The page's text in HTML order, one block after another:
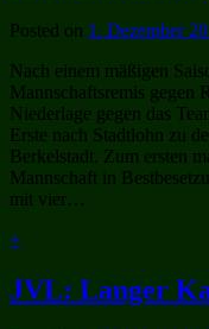
Posted on 1. Dezember
Nach einem mäßigen
Mannschaftsremis gegen
Niederlage gegen das
Erste nach Stadtlohn zu
Berkelstadt. Zum ersten
Mannschaft in
mit vier…
+
JVL: Langer